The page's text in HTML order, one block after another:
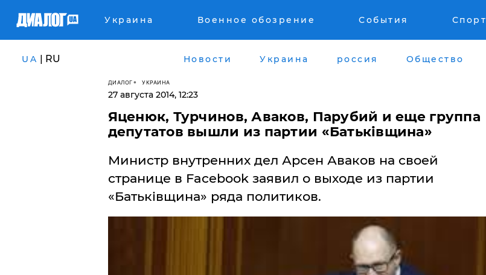
Украина Военное обозрение События Спорт
UA | RU Новости Украина россия Общество
ДИАЛОГ УКРАИНА
27 августа 2014, 12:23
Яценюк, Турчинов, Аваков, Парубий и еще группа
депутатов вышли из партии «Батьківщина»
Министр внутренних дел Арсен Аваков на своей
странице в Facebook заявил о выходе из партии
«Батьківщина» ряда политиков.